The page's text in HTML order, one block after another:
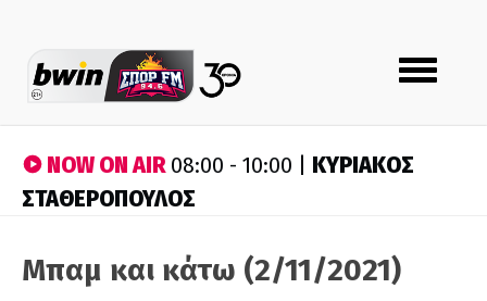
Toggle
navigation
NOW ON AIR08:00 - 10:00 | ΚΥΡΙΑΚΟΣ
ΣΤΑΘΕΡΟΠΟΥΛΟΣ
Μπαμ και κάτω (2/11/2021)